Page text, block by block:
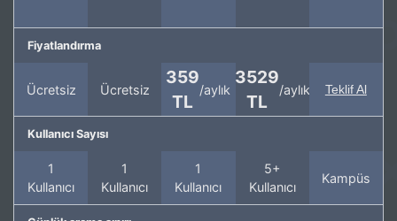
Fiyatlandırma
Ücretsiz Ücretsiz
359
TL
/aylık
3529
TL
/aylık Teklif Al
Kullanıcı Sayısı
1
Kullanıcı
1
Kullanıcı
1
Kullanıcı
5+
Kullanıcı
Kampüs